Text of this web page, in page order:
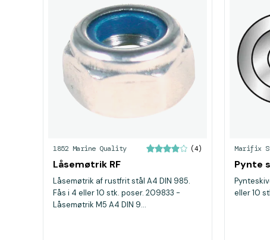
1852 Marine Quality (4)
Låsemøtrik RF
Låsemøtrik af rustfrit stål A4 DIN 985.
Fås i 4 eller 10 stk. poser. 209833 -
Låsemøtrik M5 A4 DIN 9...
Marifix
Pynte
eller 10